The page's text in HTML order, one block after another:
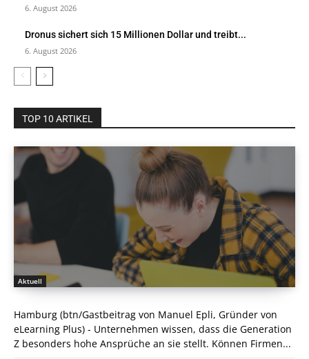
6. August 2026
Dronus sichert sich 15 Millionen Dollar und treibt...
6. August 2026
TOP 10 ARTIKEL
Aktuell
Hamburg (btn/Gastbeitrag von Manuel Epli, Gründer von
eLearning Plus) - Unternehmen wissen, dass die Generation
Z besonders hohe Ansprüche an sie stellt. Können Firmen...